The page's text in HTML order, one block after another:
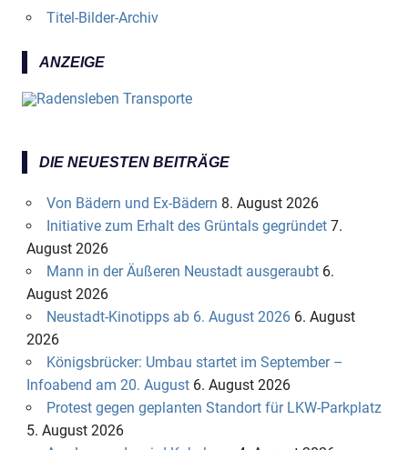
Titel-Bilder-Archiv
ANZEIGE
DIE NEUESTEN BEITRÄGE
Von Bädern und Ex-Bädern 8. August 2026
Initiative zum Erhalt des Grüntals gegründet 7.
August 2026
Mann in der Äußeren Neustadt ausgeraubt 6.
August 2026
Neustadt-Kinotipps ab 6. August 2026 6. August
2026
Königsbrücker: Umbau startet im September –
Infoabend am 20. August 6. August 2026
Protest gegen geplanten Standort für LKW-Parkplatz
5. August 2026